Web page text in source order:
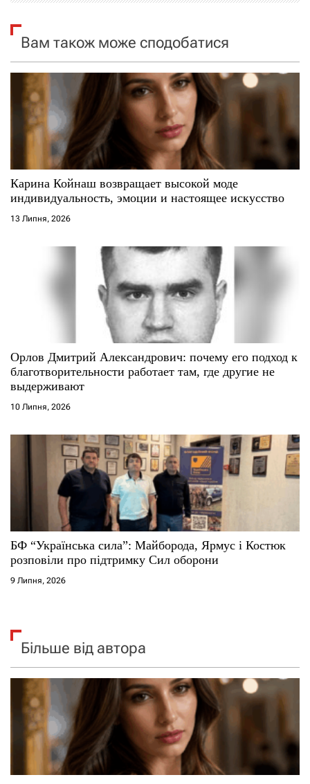
а
п
с
і
в
Вам також може сподобатися
Карина Койнаш возвращает высокой моде
индивидуальность, эмоции и настоящее искусство
13 Липня, 2026
Орлов Дмитрий Александрович: почему его подход к
благотворительности работает там, где другие не
выдерживают
10 Липня, 2026
БФ “Українська сила”: Майборода, Ярмус і Костюк
розповіли про підтримку Сил оборони
9 Липня, 2026
Більше від автора